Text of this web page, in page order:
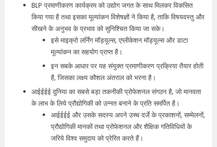
BLP प्रमाणीकरण कार्यक्रम को उद्योग जगत के साथ मिलकर विकसित
किया गया है तथा इसका मूल्यांकन विशेषज्ञों ने किया है, ताकि विषयवस्तु और
सीखने के अनुभव के प्रभाव को सुनिश्चित किया जा सके।
इसे माइक्रो लर्निंग मॉड्यूल्स, एप्लीकेशन मॉड्यूल्स और डाटा
मूल्यांकन का सहयोग प्राप्त है।
इन सबके आधार पर यह संयुक्त प्रमाणीकरण प्रक्रिया तैयार होती
है, जिसका लक्ष्य कौशल अंतराल को भरना है।
आईईईई दुनिया का सबसे बड़ा तकनीकी प्रोफेशनल संगठन है, जो मानवता
के लाभ के लिये प्रौद्योगिकी को उन्नत बनाने के प्रति समर्पित है।
आईईईई और उसके सदस्य अपने उच्च दर्जे के प्रकाशनों, सम्मेलनों,
प्रौद्योगिकी मानकों तथा प्रोफेशनल और शैक्षिक गतिविधियों के
जरिये विश्व समुदाय को प्रेरित करते हैं।